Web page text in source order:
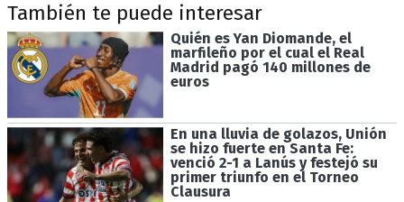
También te puede interesar
Quién es Yan Diomande, el
marfileño por el cual el Real
Madrid pagó 140 millones de
euros
En una lluvia de golazos, Unión
se hizo fuerte en Santa Fe:
venció 2-1 a Lanús y festejó su
primer triunfo en el Torneo
Clausura